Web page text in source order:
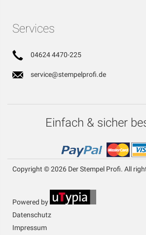
Services
04624 4470-225
service@stempelprofi.de
Einfach & sicher
Copyright © 2026 Der Stempel Profi. All
Powered by
Datenschutz
Impressum